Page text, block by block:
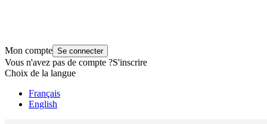
Mon compte Se connecter
Vous n'avez pas de compte ?S'inscrire
Choix de la langue
Français
English